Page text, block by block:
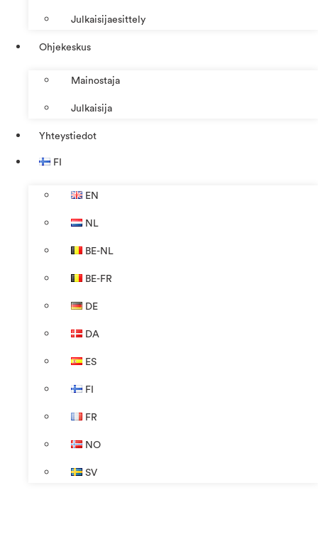
Julkaisijaesittely
Ohjekeskus
Mainostaja
Julkaisija
Yhteystiedot
FI
EN
NL
BE-NL
BE-FR
DE
DA
ES
FI
FR
NO
SV